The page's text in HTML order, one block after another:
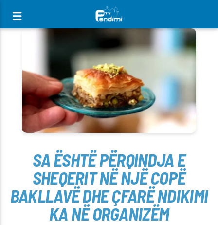
[There are no radio stations in the database]
SA ËSHTË PËRQINDJA E
SHEQERIT NË NJË COPË
BAKLLAVË DHE ÇFARË NDIKIMI
KA NË ORGANIZËM